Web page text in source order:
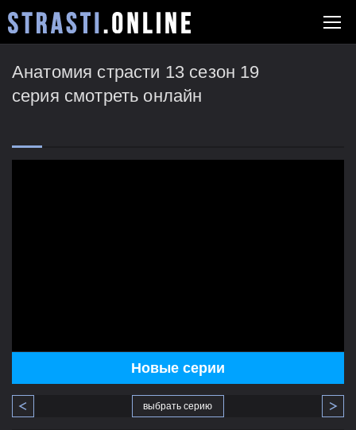
Анатомия страсти 13 сезон 19
серия смотреть онлайн
Новые серии
выбрать серию